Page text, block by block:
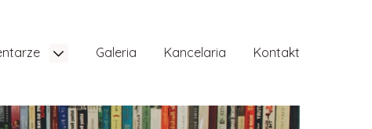
Galeria Kancelaria Kontakt